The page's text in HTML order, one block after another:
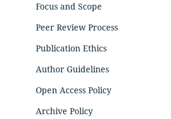
Focus and Scope
Peer Review Process
Publication Ethics
Author Guidelines
Open Access Policy
Archive Policy